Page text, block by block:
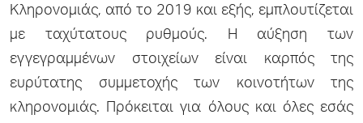
Κληρονομιάς, από το 2019 και εξής, εμπλουτίζεται
με ταχύτατους ρυθμούς. Η αύξηση των
εγγεγραμμένων στοιχείων είναι καρπός της
ευρύτατης συμμετοχής των κοινοτήτων της
κληρονομιάς. Πρόκειται για όλους και όλες εσάς